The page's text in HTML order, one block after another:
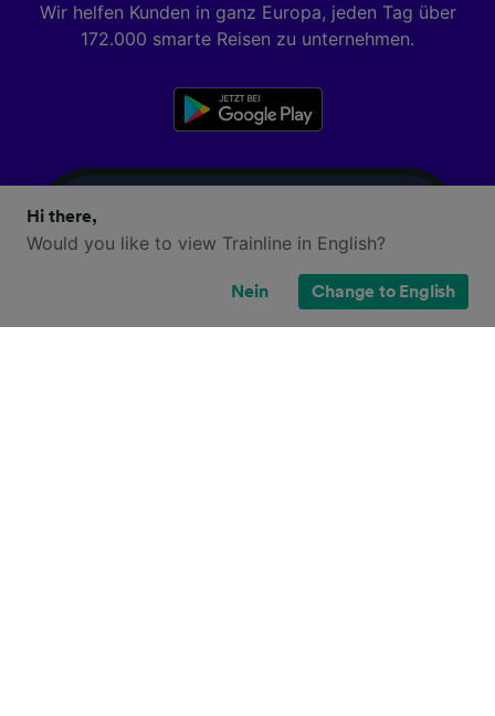
Wir helfen Kunden in ganz Europa, jeden Tag über
172.000 smarte Reisen zu unternehmen.
Hi there,
Would you like to view Trainline in English?
Nein Change to English